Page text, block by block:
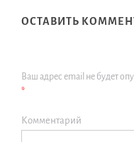
ОСТАВИТЬ
Ваш адрес email не будет
*
Комментарий